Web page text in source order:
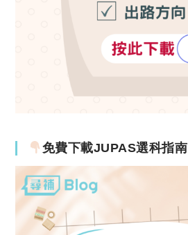
免費下載JUPAS選科指南